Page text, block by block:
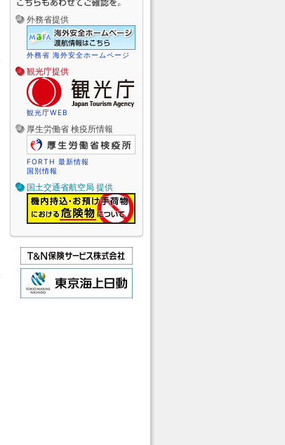
外務省提供
外務省 海外安全ホームページ
観光庁提供
観光庁WEB
厚生労働省 検疫所情報
FORTH 最新情報
国別情報
国土交通省航空局 提供